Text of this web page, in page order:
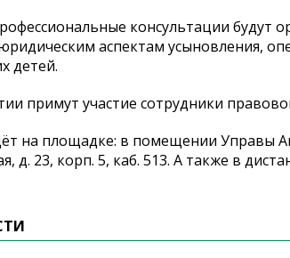
консультации
аспектам усыновления,
детей.
примут участие сотрудники
на площадке: в помещении Управы
д. 23, корп. 5, каб. 513. А также в